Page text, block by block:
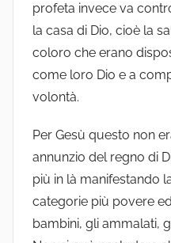
profeta invece va
la casa di Dio, cioè la
coloro che erano
come loro Dio e a
volontà.
Per Gesù questo non
annunzio del regno di
più in là manifestando
categorie più povere
bambini, gli ammalati,